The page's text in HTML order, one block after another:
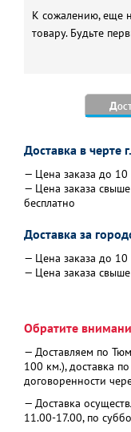
К сожалению, еще
товару. Будьте
Доставка в черте
— Цена заказа до
— Цена заказа
бесплатно
Доставка за
— Цена заказа до
— Цена заказа
Обратите
— Доставляем по
100 км.), доставка
договоренности
— Доставка
11.00-17.00, по